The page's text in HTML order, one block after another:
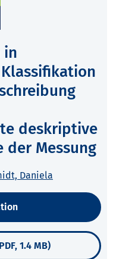
in
deskriptive
der Messung
Daniela
1.4 MB)